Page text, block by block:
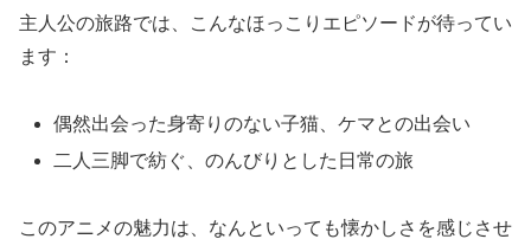
主人公の旅路では、こんなほっこりエピソードが待ってい
ます：
偶然出会った身寄りのない子猫、ケマとの出会い
二人三脚で紡ぐ、のんびりとした日常の旅
このアニメの魅力は、なんといっても懐かしさを感じさせ